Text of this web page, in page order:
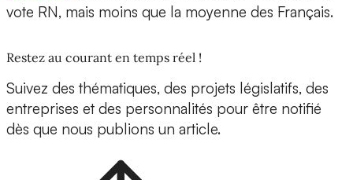
vote RN, mais moins que la moyenne des Français.
Restez au courant en temps réel !
Suivez des thématiques, des projets législatifs, des
entreprises et des personnalités pour être notifié
dès que nous publions un article.